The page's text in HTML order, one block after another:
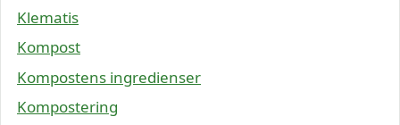
Klematis
Kompost
Kompostens ingredienser
Kompostering